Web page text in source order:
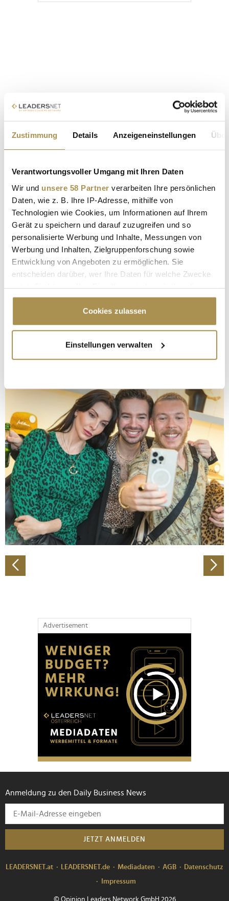
Zustimmung Details Anzeigeneinstellungen
Verantwortungsvoller Umgang mit Ihren Daten
Wir und unsere 58 Partner verarbeiten Ihre persönlichen
Daten, wie z. B. Ihre IP-Adresse, mithilfe von
Technologien wie Cookies, um Informationen auf Ihrem
Gerät zu speichern und darauf zuzugreifen und so
personalisierte Werbung und Inhalte, Messungen von
Werbung und Inhalten, Zielgruppenforschung sowie
Entwicklung von Angeboten zu ermöglichen. Sie
entscheiden darüber, wer Ihre Daten für welche Zwecke
Cookie-Erklärung oder durch Klicken auf das Privacy
Trigger Symbol ändern oder widerrufen
Informationen über Ihre geografische Lage
erfassen, welche bis auf einige Meter genau sein
bestimmten Merkmalen (Fingerprinting) identifizieren
Erfahren Sie mehr darüber, wie Ihre persönlichen Daten
verarbeitet werden, und legen Sie Ihre Präferenzen im
Abschnitt Einzelheitenfest.
Wir verwenden Cookies, um Inhalte und Anzeigen zu
personalisieren, Funktionen für soziale Medien anbieten
zu können und die Zugriffe auf unsere Website zu
analysieren. Außerdem geben wir Informationen zu Ihrer
Verwendung unserer Website an unsere Partner für
soziale Medien, Werbung und Analysen weiter. Unsere
Partner führen diese Informationen möglicherweise mit
haben oder die sie im Rahmen Ihrer Nutzung der Dienste
gesammelt haben.
Cookies zulassen
Einstellungen verwalten
Advertisement
Anmeldung zu den Daily Business News
JETZT ANMELDEN
LEADERSNET.at LEADERSNET.de Mediadaten AGB
Datenschutz
Impressum